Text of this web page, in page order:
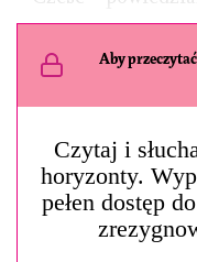
Aby
Czytaj i
horyzonty.
pełen dostęp